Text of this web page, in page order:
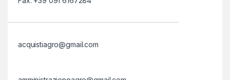
acquistiagro@gmail.com